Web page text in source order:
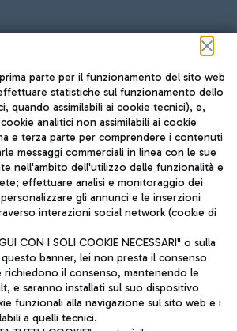
TRAVEL JOURNAL
ITA
- Società soggetta a direzione e
parte per il funzionamento del sito web
statistiche sul funzionamento dello
quando assimilabili ai cookie tecnici), e,
analitici non assimilabili ai cookie
e terza parte per comprendere i contenuti
messaggi commerciali in linea con le sue
nell'ambito dell'utilizzo delle funzionalità e
effettuare analisi e monitoraggio dei
gli annunci e le inserzioni
interazioni social network (cookie di
CON I SOLI COOKIE NECESSARI" o sulla
banner, lei non presta il consenso
richiedono il consenso, mantenendo le
e saranno installati sul suo dispositivo
funzionali alla navigazione sul sito web e i
a quelli tecnici.